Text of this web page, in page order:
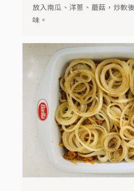
放入南瓜、洋蔥、蘑菇，炒軟
味。
STEP 08
倒入濃湯蛋液後，將剩下的